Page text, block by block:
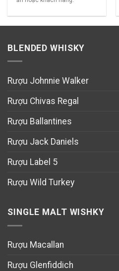
BLENDED WHISKY
Rượu Johnnie Walker
Rượu Chivas Regal
Rượu Ballantines
Rượu Jack Daniels
Rượu Label 5
Rượu Wild Turkey
SINGLE MALT WISHKY
Rượu Macallan
Rượu Glenfiddich